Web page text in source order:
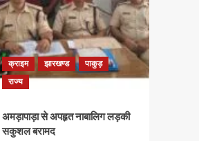
क्राइम झारखण्ड
पाकुड़
राज्य
अमड़ापाड़ा से अपहृत नाबालिग लड़की
सकुशल बरामद